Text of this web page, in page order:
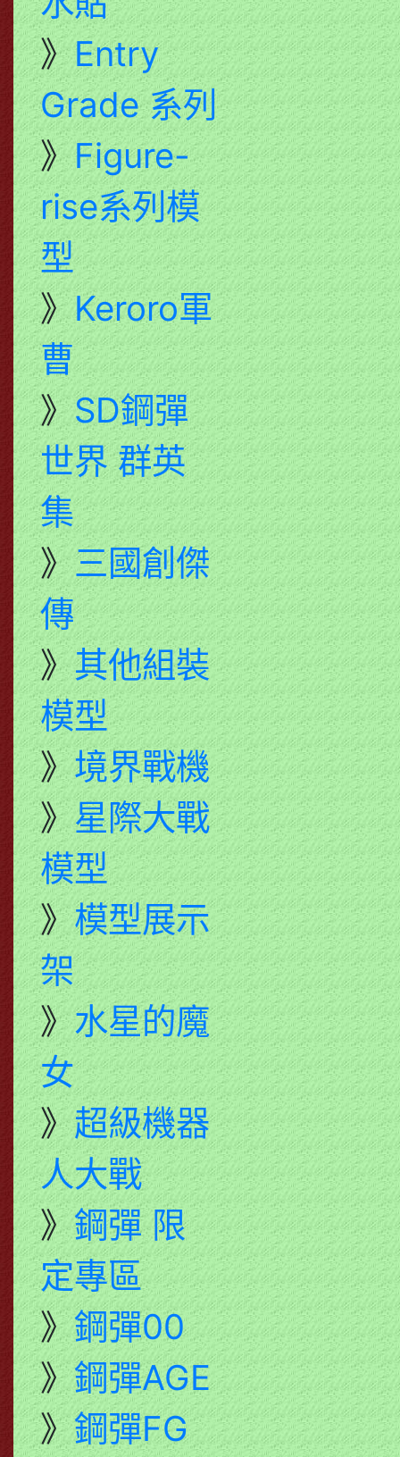
》Entry
Grade 系列
》Figure-
rise系列模
型
》Keroro軍
曹
》SD鋼彈
世界 群英
集
》三國創傑
傳
》其他組裝
模型
》境界戰機
》星際大戰
模型
》模型展示
架
》水星的魔
女
》超級機器
人大戰
》鋼彈 限
定專區
》鋼彈00
》鋼彈AGE
》鋼彈FG